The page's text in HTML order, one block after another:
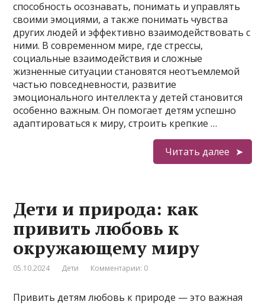
способность осознавать, понимать и управлять
своими эмоциями, а также понимать чувства
других людей и эффективно взаимодействовать с
ними. В современном мире, где стрессы,
социальные взаимодействия и сложные
жизненные ситуации становятся неотъемлемой
частью повседневности, развитие
эмоционального интеллекта у детей становится
особенно важным. Он помогает детям успешно
адаптироваться к миру, строить крепкие …
Читать далее
Дети и природа: как
привить любовь к
окружающему миру
05.10.2024 Дети Комментарии: 0
Привить детям любовь к природе — это важная